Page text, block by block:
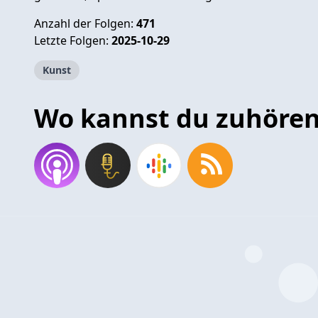
Anzahl der Folgen: 471
Letzte Folgen: 2025-10-29
Kunst
Wo kannst du